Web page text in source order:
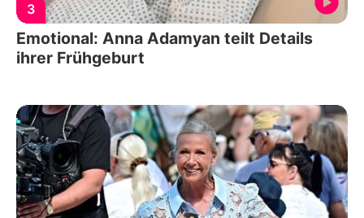
3
Emotional: Anna Adamyan teilt Details
ihrer Frühgeburt